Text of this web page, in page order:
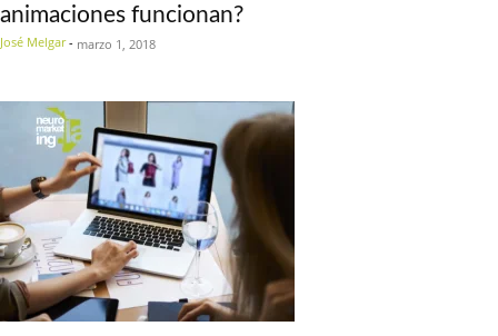
animaciones funcionan?
José Melgar - marzo 1, 2018